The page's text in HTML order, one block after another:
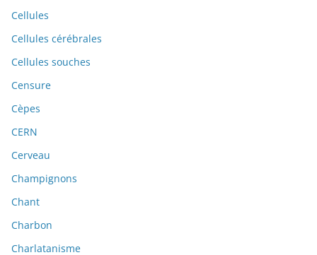
Cellules
Cellules cérébrales
Cellules souches
Censure
Cèpes
CERN
Cerveau
Champignons
Chant
Charbon
Charlatanisme